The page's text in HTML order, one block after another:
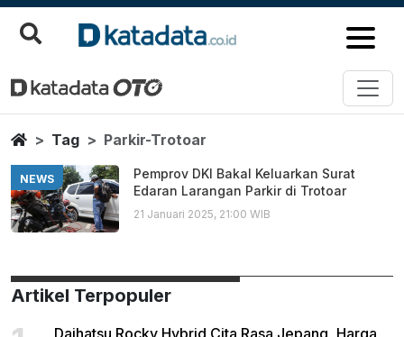
Parkir Trotoar
Berita Terbaru
HomeTag Parkir-Trotoar
NEWS
Pemprov DKI Bakal Keluarkan Surat
Edaran Larangan Parkir di Trotoar
21 Januari 2025, 21:00 WIB
Artikel Terpopuler
Daihatsu Rocky Hybrid Cita Rasa Jepang, Harga